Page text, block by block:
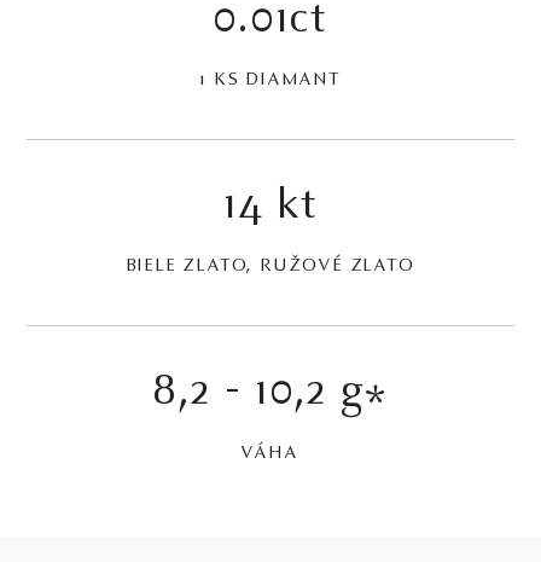
0.01ct
1 KS DIAMANT
14 kt
BIELE ZLATO, RUŽOVÉ ZLATO
8,2 - 10,2 g*
VÁHA